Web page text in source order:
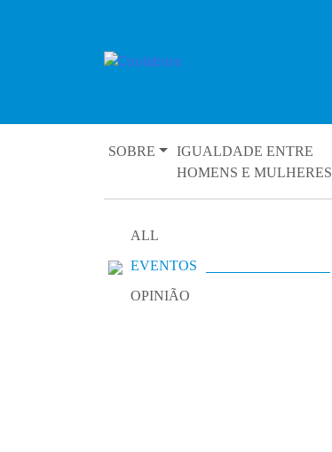
SOBRE
IGUALDADE ENTRE
HOMENS E MULHERES
ALL
EVENTOS
OPINIÃO